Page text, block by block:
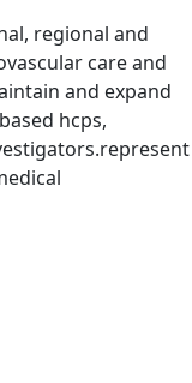
regional and
care and
and expand
hcps,